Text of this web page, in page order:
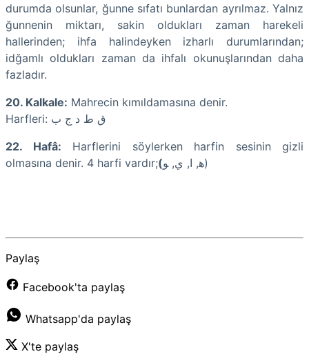
durumda olsunlar, ğunne sıfatı bunlardan ayrılmaz. Yalnız
ğunnenin miktarı, sakin oldukları zaman harekeli
hallerinden; ihfa halindeyken izharlı durumlarından;
idğamlı oldukları zaman da ihfalı okunuşlarından daha
fazladır.
20. Kalkale: Mahrecin kımıldamasına denir.
Harfleri: ﻕ ﻁ ﺩ ﺝ ﺏ
22. Hafâ: Harflerini söylerken harfin sesinin gizli
olmasına denir. 4 harfi vardır;( ﻫ, ﺍ, ﻱ, ﻮ)
Paylaş
Facebook'ta paylaş
Whatsapp'da paylaş
X'te paylaş